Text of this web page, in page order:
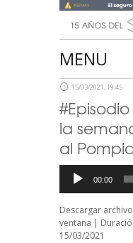
MENU
15/03/2021, 19:45
la
al
Reproductor
audio
00:00
Descargar archivo
ventana |
15/03/2021